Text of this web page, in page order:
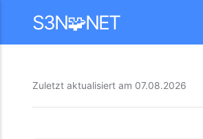
S3N🧩NET
Zuletzt aktualisiert am 07.08.2026